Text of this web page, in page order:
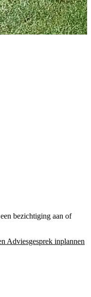
bezichtiging aan of
Adviesgesprek inplannen